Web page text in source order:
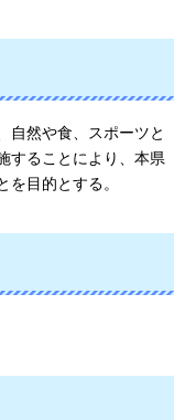
自然や食、スポーツと
することにより、本県
目的とする。